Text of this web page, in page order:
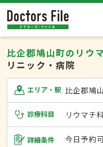
比企郡鳩山町のリウ
リニック・病院
エリア・駅 比企郡鳩
診療科目 リウマチ
詳細条件 今日予約